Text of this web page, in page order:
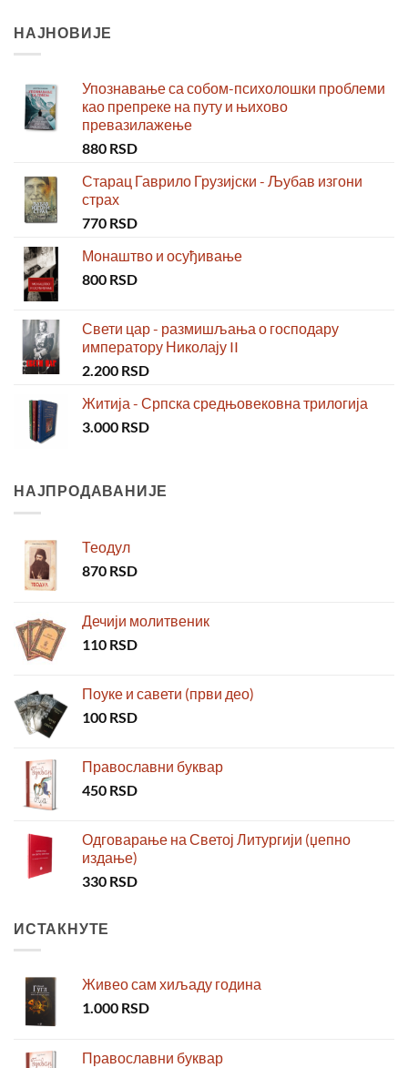
НАЈНОВИЈЕ
Упознавање са собом-психолошки проблеми
као препреке на путу и њихово
превазилажење
880 RSD
Старац Гаврило Грузијски - Љубав изгони
страх
770 RSD
Монаштво и осуђивање
800 RSD
Свети цар - размишљања о господару
императору Николају II
2.200 RSD
Житија - Српска средњовековна трилогија
3.000 RSD
НАЈПРОДАВАНИЈЕ
Теодул
870 RSD
Дечији молитвеник
110 RSD
Поуке и савети (први део)
100 RSD
Православни буквар
450 RSD
Одговарање на Светој Литургији (џепно
издање)
330 RSD
ИСТАКНУТЕ
Живео сам хиљаду година
1.000 RSD
Православни буквар